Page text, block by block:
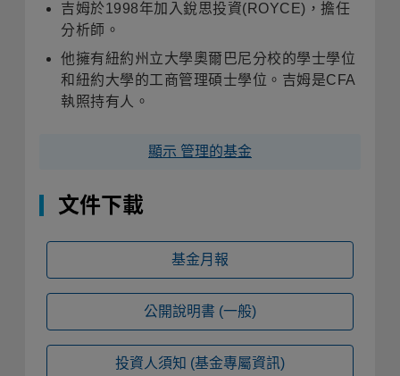
吉姆於1998年加入銳思投資(ROYCE)，擔任
分析師。
他擁有紐約州立大學奧爾巴尼分校的學士學位
和紐約大學的工商管理碩士學位。吉姆是CFA
執照持有人。
顯示 管理的基金
文件下載
基金月報
公開說明書 (一般)
投資人須知 (基金專屬資訊)